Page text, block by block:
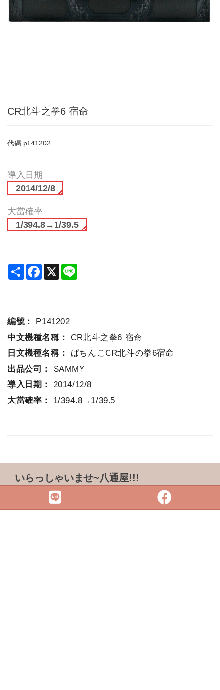
CR北斗之拳6 宿命
代碼 p141202
導入日期
2014/12/8
大當確率
1/394.8→1/39.5
ShareFacebook
X
編號：
P141202
中文機種名稱： CR北斗之拳6 宿命
日文機種名稱： ぱちんこCR北斗の拳6宿命
出品公司： SAMMY
導入日期： 2014/12/8
大當確率： 1/394.8→1/39.5
いらっしゃいませ~八通屋!!!
ADDRESS & TEL
電話 :07-3733316